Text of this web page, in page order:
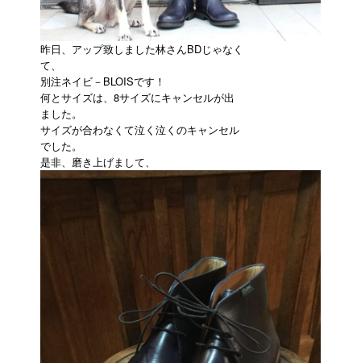
昨日、アップ致しました林さんBDじゃなく
て、
別注ネイビ－BLOISです！
何とサイズは、8サイズにキャンセルが出
ました。
サイズが合わなくて泣く泣くのキャンセル
でした。
是非、磨き上げまして、